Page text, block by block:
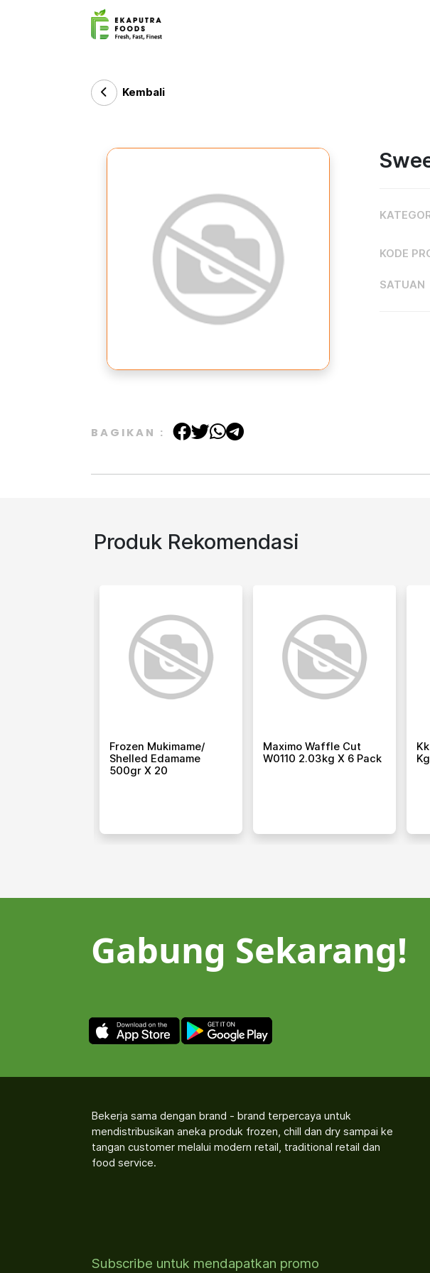
Kembali
KODE
SATUAN
BAGIKAN :
Produk Rekomendasi
Frozen Mukimame/
Shelled Edamame
500gr X 20
Maximo Waffle Cut
W0110 2.03kg X 6 Pack
Kg
Gabung Sekarang!
Bekerja sama dengan brand - brand terpercaya untuk
mendistribusikan aneka produk frozen, chill dan dry sampai ke
tangan customer melalui modern retail, traditional retail dan
food service.
Subscribe untuk mendapatkan promo